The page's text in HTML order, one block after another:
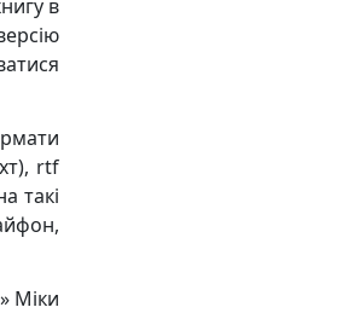
в
rtf
такі
Міки